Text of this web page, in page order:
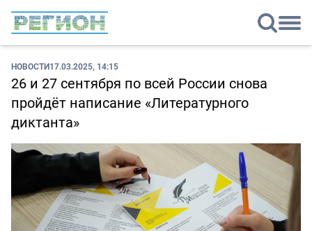
НОВОСТИ17.03.2025, 14:15
26 и 27 сентября по всей России снова
пройдёт написание «Литературного
диктанта»